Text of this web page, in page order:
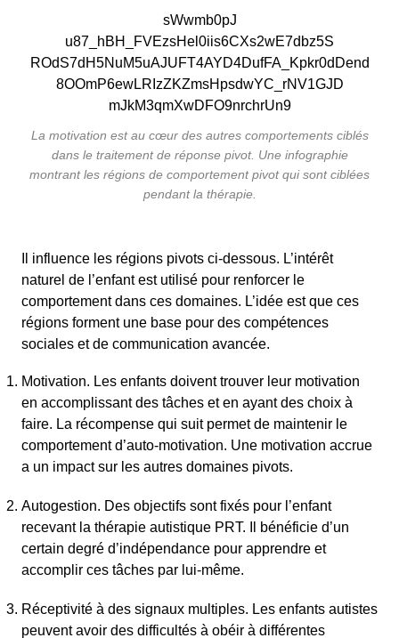
La motivation est au cœur des autres comportements ciblés
dans le traitement de réponse pivot. Une infographie
montrant les régions de comportement pivot qui sont ciblées
pendant la thérapie.
Il influence les régions pivots ci-dessous. L’intérêt
naturel de l’enfant est utilisé pour renforcer le
comportement dans ces domaines. L’idée est que ces
régions forment une base pour des compétences
sociales et de communication avancée.
Motivation. Les enfants doivent trouver leur motivation
en accomplissant des tâches et en ayant des choix à
faire. La récompense qui suit permet de maintenir le
comportement d’auto-motivation. Une motivation accrue
a un impact sur les autres domaines pivots.
Autogestion. Des objectifs sont fixés pour l’enfant
recevant la thérapie autistique PRT. Il bénéficie d’un
certain degré d’indépendance pour apprendre et
accomplir ces tâches par lui-même.
Réceptivité à des signaux multiples. Les enfants autistes
peuvent avoir des difficultés à obéir à différentes